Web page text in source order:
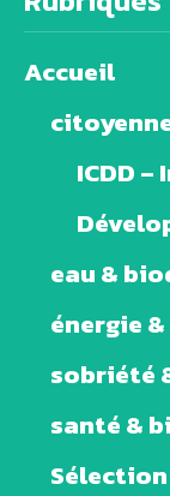
Accueil
ICDD
eau &
énergie
sobriété
santé &